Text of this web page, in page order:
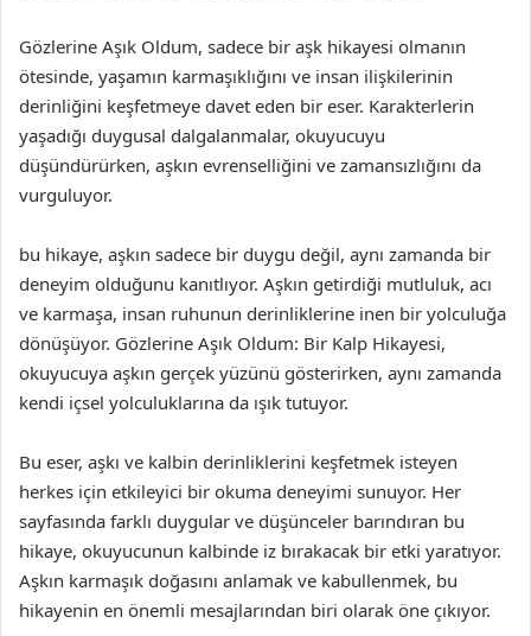
Gözlerine Aşık Oldum, sadece bir aşk hikayesi olmanın
ötesinde, yaşamın karmaşıklığını ve insan ilişkilerinin
derinliğini keşfetmeye davet eden bir eser. Karakterlerin
yaşadığı duygusal dalgalanmalar, okuyucuyu
düşündürürken, aşkın evrenselliğini ve zamansızlığını da
vurguluyor.
bu hikaye, aşkın sadece bir duygu değil, aynı zamanda bir
deneyim olduğunu kanıtlıyor. Aşkın getirdiği mutluluk, acı
ve karmaşa, insan ruhunun derinliklerine inen bir yolculuğa
dönüşüyor. Gözlerine Aşık Oldum: Bir Kalp Hikayesi,
okuyucuya aşkın gerçek yüzünü gösterirken, aynı zamanda
kendi içsel yolculuklarına da ışık tutuyor.
Bu eser, aşkı ve kalbin derinliklerini keşfetmek isteyen
herkes için etkileyici bir okuma deneyimi sunuyor. Her
sayfasında farklı duygular ve düşünceler barındıran bu
hikaye, okuyucunun kalbinde iz bırakacak bir etki yaratıyor.
Aşkın karmaşık doğasını anlamak ve kabullenmek, bu
hikayenin en önemli mesajlarından biri olarak öne çıkıyor.